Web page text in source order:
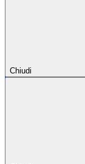
Chiudi